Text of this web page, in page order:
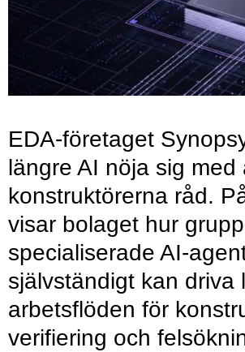
EDA-företaget
längre AI nöja sig med
konstruktörerna råd.
visar bolaget hur
specialiserade AI-
självständigt kan driva
arbetsflöden för
verifiering och